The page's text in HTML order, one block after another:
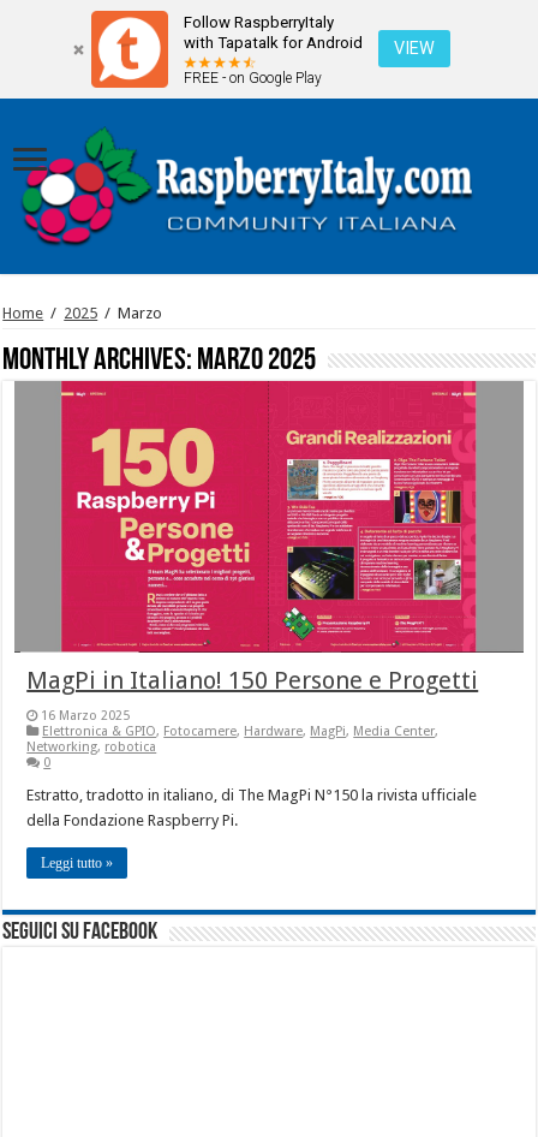
Follow RaspberryItaly
with Tapatalk for Android
FREE - on Google Play
VIEW
Home / 2025 / Marzo
Monthly Archives: Marzo 2025
MagPi in Italiano! 150 Persone e Progetti
16 Marzo 2025
Elettronica & GPIO, Fotocamere, Hardware, MagPi, Media Center,
Networking, robotica
0
Estratto, tradotto in italiano, di The MagPi N°150 la rivista ufficiale
della Fondazione Raspberry Pi.
Leggi tutto »
seguici su facebook